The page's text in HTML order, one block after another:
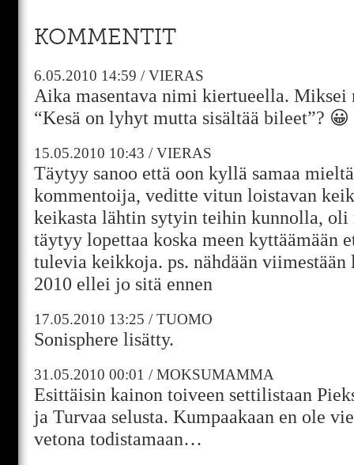
KOMMENTIT
6.05.2010 14:59 /VIERAS
Aika masentava nimi kiertueella.
“Kesä on lyhyt mutta sisältää bileet”? 😀
15.05.2010 10:43 /VIERAS
Täytyy sanoo että oon kyllä samaa
kommentoija, veditte vitun loistavan
keikasta lähtin sytyin teihin kunnolla, oli
täytyy lopettaa koska meen kyttäämään
tulevia keikkoja. ps. nähdään
2010 ellei jo sitä ennen
17.05.2010 13:25 /TUOMO
Sonisphere lisätty.
31.05.2010 00:01 /MOKSUMAMMA
Esittäisin kainon toiveen settilistaan
ja Turvaa selusta. Kumpaakaan en ole
vetona todistamaan…